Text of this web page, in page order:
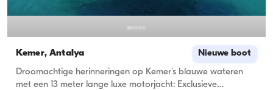
Kemer, Antalya Nieuwe boot
Droomachtige herinneringen op Kemer's blauwe wateren
met een 13 meter lange luxe motorjacht: Exclusieve